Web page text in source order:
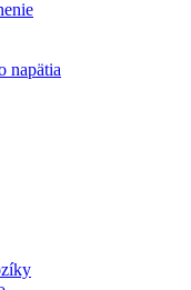
napätia